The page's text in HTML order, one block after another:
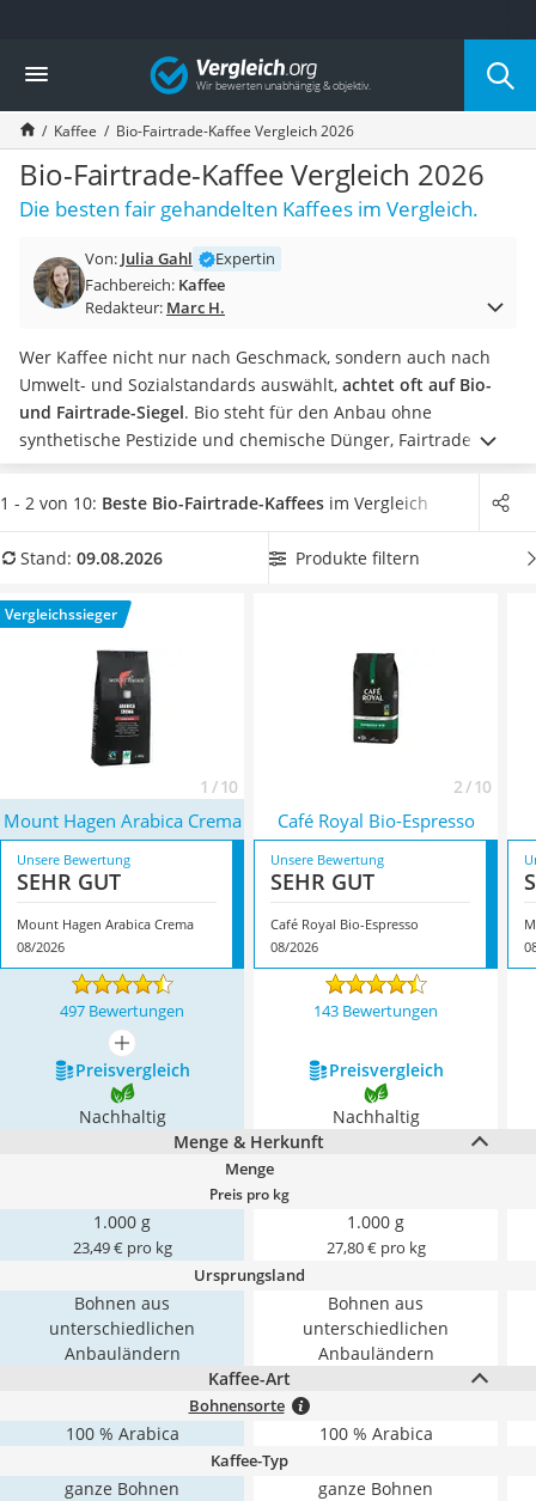
Die beliebtesten Vergleiche nach Kategorie
Lebensmittel
Schwarzkümmelöl
Knäckebrot
Schwarzkümmelöl-Kapseln
Manukahonig
Eiklar
Balsamico-Essig
Schwarzkümmelöl bio
Honig
Gemüsebrühe
Eiskaffee-Pulver
Irischer Whiskey
Grapefruitkernextrakt
Matcha-Set
MCT-Öl
Erythrit
Müsli ohne Zuckerzusatz
Vergleich
Kaffee Bio-Fairtrade-Kaffee Vergleich 2026
Bio-Fairtrade-Kaffee Vergleich 2026
Die besten fair gehandelten Kaffees im Vergleich.
Von: Julia Gahl
Expertin
Fachbereich: Kaffee
Redakteur: Marc H.
Wer Kaffee nicht nur nach Geschmack, sondern auch nach
Umwelt- und Sozialstandards auswählt, achtet oft auf Bio-
und Fairtrade-Siegel. Bio steht für den Anbau ohne
synthetische Pestizide und chemische Dünger, Fairtrade für
fairere Handelsbedingungen und Mindestpreise für
Produzierende. In unserer Vergleichstabelle finden Sie Bio-
verbinden.Welche Produkte besonders überzeugen
Vergleich. Überzeugt hat uns hier im August 2026 besonders
das ModellMount Hagen Arabica Crema
Eigenschaften.
1 - 2 von 10: Beste Bio-Fairtrade-Kaffees im Vergleich
Stand: 09.08.2026 Produkte filtern
Vergleichssieger
1 / 10 2 / 10
Mount Hagen Arabica Crema Café Royal Bio-Espresso
Unsere Bewertung
SEHR GUT
Mount Hagen Arabica Crema
08/2026
Unsere Bewertung
SEHR GUT
Café Royal Bio-Espresso
08/2026
497 Bewertungen 143 Bewertungen
mehr anzeigen
Preis­vergleich
Preis­vergleich
Nachhaltig
Nachhaltig
Menge & Herkunft
Menge
Preis pro kg
1.000 g
23,49 € pro kg
1.000 g
27,80 € pro kg
Ursprungsland
Bohnen aus
unterschiedlichen
Anbauländern
Bohnen aus
unterschiedlichen
Anbauländern
Kaffee-Art
Bohnensorte
100 % Arabica 100 % Arabica
Kaffee-Typ
ganze Bohnen ganze Bohnen